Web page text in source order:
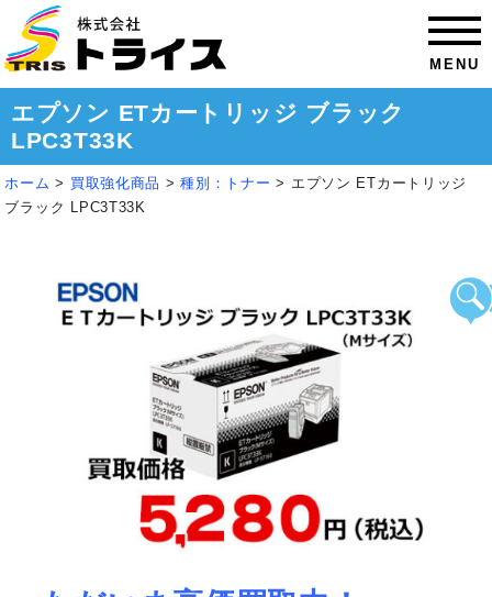
MENU
エプソン ETカートリッジ ブラック
LPC3T33K
ホーム > 買取強化商品 >種別：トナー > エプソン ETカートリッジ
ブラック LPC3T33K